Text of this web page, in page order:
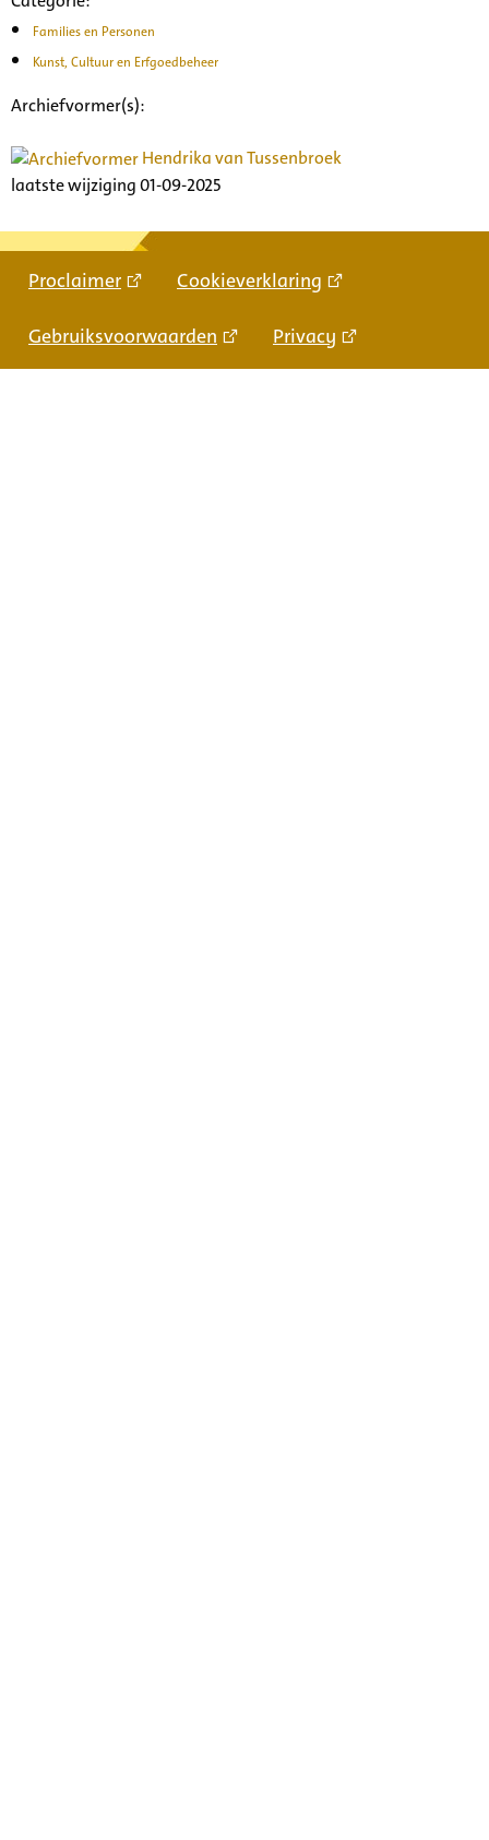
Families en Personen
Kunst, Cultuur en Erfgoedbeheer
Archiefvormer(s):
Hendrika van Tussenbroek
laatste wijziging 01-09-2025
Proclaimer Cookieverklaring
Gebruiksvoorwaarden Privacy